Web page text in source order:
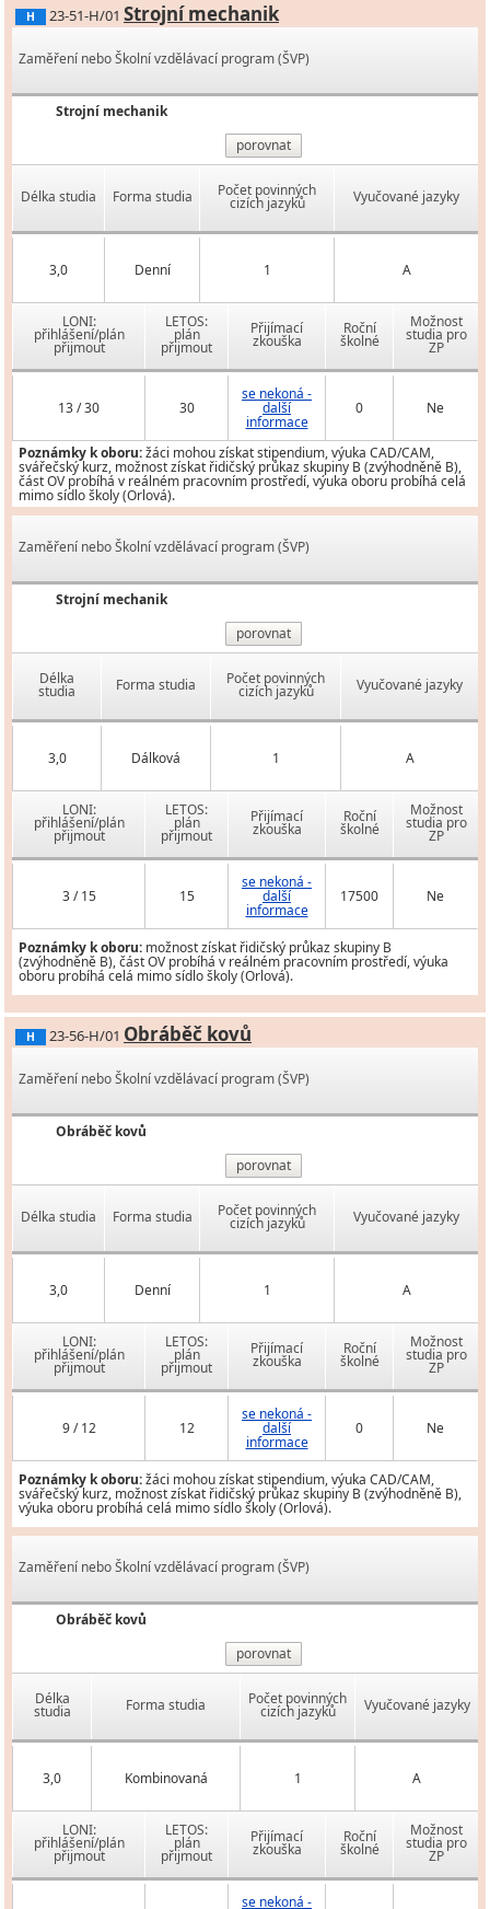
H 23-51-H/01 Strojní mechanik
Zaměření nebo Školní vzdělávací program (ŠVP)
Strojní mechanik
porovnat
Délka studia Forma studia Počet povinných
cizích jazyků Vyučované jazyky
3,0 Denní 1 A
LONI:
přihlášení/plán
přijmout
LETOS:
plán
přijmout
Přijímací
zkouška
Roční
školné
Možnost
studia pro
ZP
13 / 30 30
se nekoná -
další
informace
0 Ne
Poznámky k oboru:žáci mohou získat stipendium, výuka CAD/CAM,
svářečský kurz, možnost získat řidičský průkaz skupiny B (zvýhodněně B),
část OV probíhá v reálném pracovním prostředí, výuka oboru probíhá celá
mimo sídlo školy (Orlová).
Zaměření nebo Školní vzdělávací program (ŠVP)
Strojní mechanik
porovnat
Délka
studia Forma studia Počet povinných
cizích jazyků Vyučované jazyky
3,0 Dálková 1 A
LONI:
přihlášení/plán
přijmout
LETOS:
plán
přijmout
Přijímací
zkouška
Roční
školné
Možnost
studia pro
ZP
3 / 15 15
se nekoná -
další
informace
17500 Ne
Poznámky k oboru: možnost získat řidičský průkaz skupiny B
(zvýhodněně B), část OV probíhá v reálném pracovním prostředí, výuka
oboru probíhá celá mimo sídlo školy (Orlová).
H 23-56-H/01 Obráběč kovů
Zaměření nebo Školní vzdělávací program (ŠVP)
Obráběč kovů
porovnat
Délka studia Forma studia Počet povinných
cizích jazyků Vyučované jazyky
3,0 Denní 1 A
LONI:
přihlášení/plán
přijmout
LETOS:
plán
přijmout
Přijímací
zkouška
Roční
školné
Možnost
studia pro
ZP
9 / 12 12
se nekoná -
další
informace
0 Ne
Poznámky k oboru:žáci mohou získat stipendium, výuka CAD/CAM,
svářečský kurz, možnost získat řidičský průkaz skupiny B (zvýhodněně B),
výuka oboru probíhá celá mimo sídlo školy (Orlová).
Zaměření nebo Školní vzdělávací program (ŠVP)
Obráběč kovů
porovnat
Délka
studia Forma studia Počet povinných
cizích jazyků Vyučované jazyky
3,0 Kombinovaná 1 A
LONI:
přihlášení/plán
přijmout
LETOS:
plán
přijmout
Přijímací
zkouška
Roční
školné
Možnost
studia pro
ZP
se nekoná -